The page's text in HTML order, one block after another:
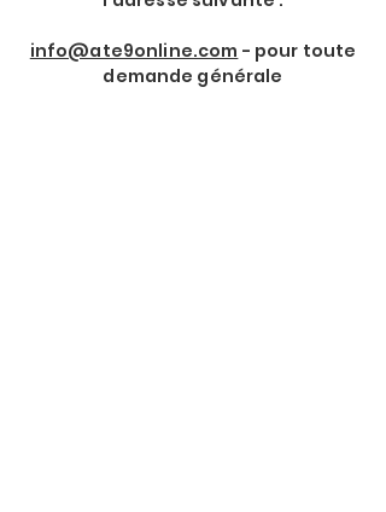
info@ate9online.com - pour toute
demande générale